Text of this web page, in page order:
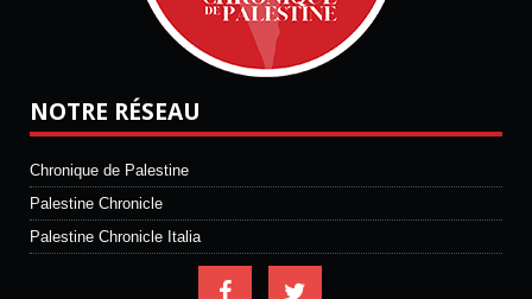
NOTRE RÉSEAU
Chronique de Palestine
Palestine Chronicle
Palestine Chronicle Italia